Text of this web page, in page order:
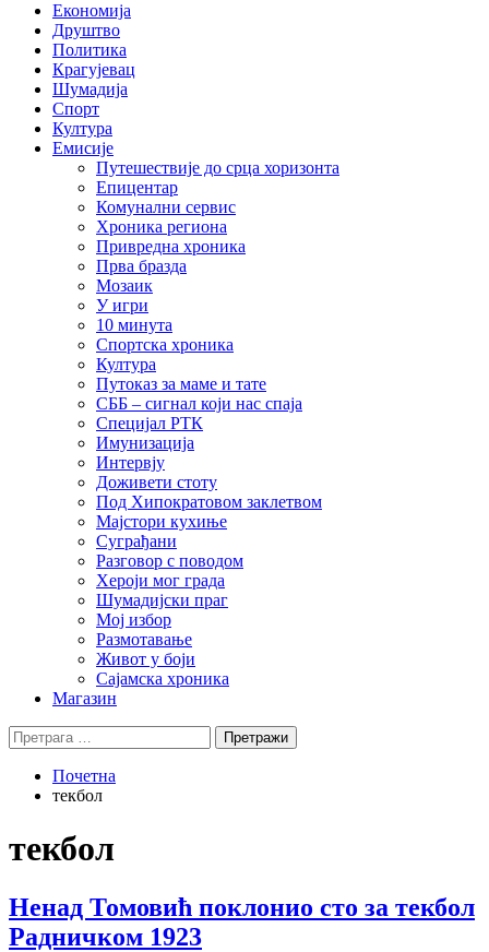
Економија
Друштво
Политика
Крагујевац
Шумадија
Спорт
Култура
Емисије
Путешествије до срца хоризонта
Епицентар
Комунални сервис
Хроника региона
Привредна хроника
Прва бразда
Мозаик
У игри
10 минута
Спортска хроника
Култура
Путоказ за маме и тате
СББ – сигнал који нас спаја
Специјал РТК
Имунизација
Интервју
Доживети стоту
Под Хипократовом заклетвом
Мајстори кухиње
Суграђани
Разговор с поводом
Хероји мог града
Шумадијски праг
Мој избор
Размотавање
Живот у боји
Сајамска хроника
Магазин
Претрага
за:
Почетна
текбол
текбол
Ненад Томовић поклонио сто за текбол
Радничком 1923